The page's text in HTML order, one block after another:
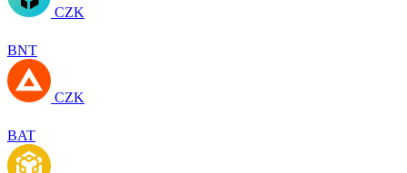
CZK
BNT
CZK
BAT